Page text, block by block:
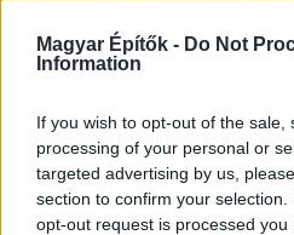
Magyar Építők - Do Not
Information
If you wish to opt-out of the
processing of your personal or
targeted advertising by us,
section to confirm your
opt-out request is processed you